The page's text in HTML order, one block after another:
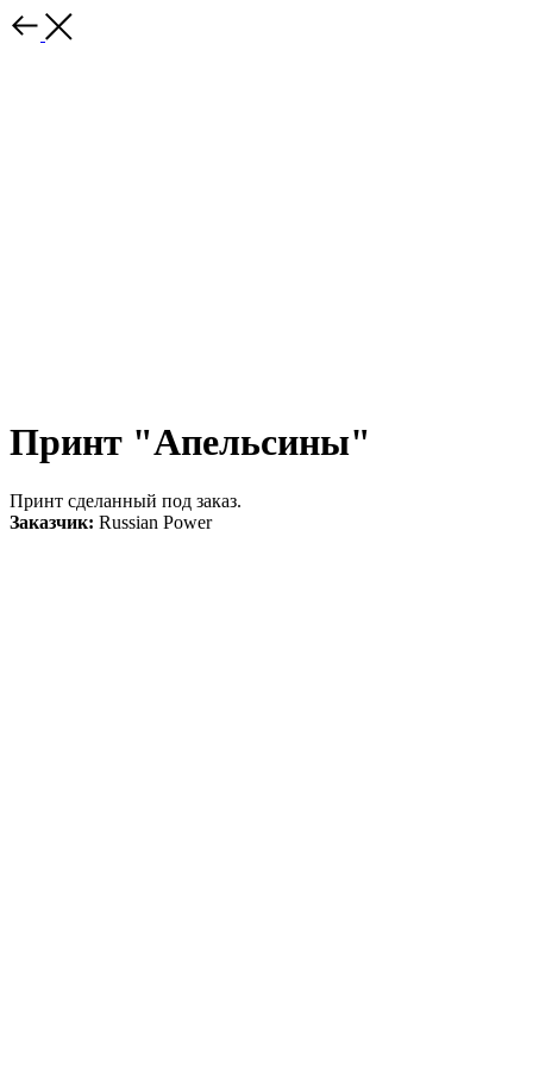
Принт "Апельсины"
Принт сделанный под заказ.
Заказчик: Russian Power